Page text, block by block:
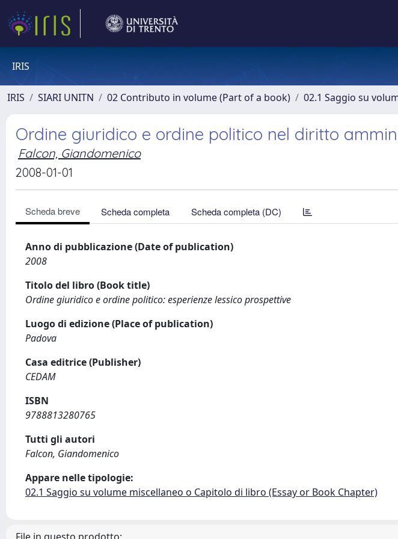
IRIS
IRIS SIARI UNITN 02 Contributo in volume (Part of a book) 02.1 Saggio su
Ordine giuridico e ordine politico nel diritto
Falcon, Giandomenico
2008-01-01
Scheda breve Scheda completa Scheda completa (DC)
Anno di pubblicazione (Date of publication)
2008
Titolo del libro (Book title)
Ordine giuridico e ordine politico: esperienze lessico prospettive
Luogo di edizione (Place of publication)
Padova
Casa editrice (Publisher)
CEDAM
ISBN
9788813280765
Tutti gli autori
Falcon, Giandomenico
Appare nelle tipologie:
02.1 Saggio su volume miscellaneo o Capitolo di libro (Essay or Book Chapter)